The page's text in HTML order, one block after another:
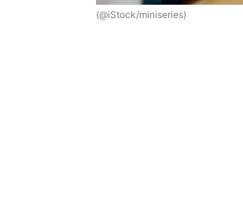
(@iStock/miniseries)